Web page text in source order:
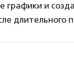
и
длительного